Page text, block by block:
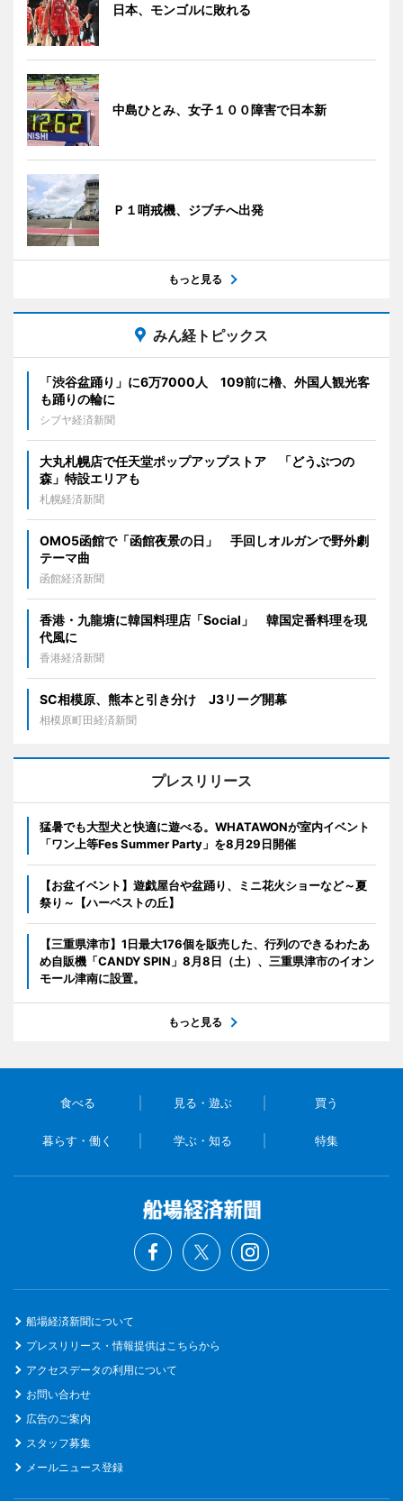
日本、モンゴルに敗れる
中島ひとみ、女子１００障害で日本新
Ｐ１哨戒機、ジブチへ出発
もっと見る
みん経トピックス
「渋谷盆踊り」に6万7000人 109前に櫓、外国人観光客
も踊りの輪に
シブヤ経済新聞
大丸札幌店で任天堂ポップアップストア 「どうぶつの
森」特設エリアも
札幌経済新聞
OMO5函館で「函館夜景の日」 手回しオルガンで野外劇
テーマ曲
函館経済新聞
香港・九龍塘に韓国料理店「Social」 韓国定番料理を現
代風に
香港経済新聞
SC相模原、熊本と引き分け J3リーグ開幕
相模原町田経済新聞
プレスリリース
猛暑でも大型犬と快適に遊べる。WHATAWONが室内イベント
「ワン上等Fes Summer Party」を8月29日開催
【お盆イベント】遊戯屋台や盆踊り、ミニ花火ショーなど～夏
祭り～【ハーベストの丘】
【三重県津市】1日最大176個を販売した、行列のできるわたあ
め自販機「CANDY SPIN」8月8日（土）、三重県津市のイオン
モール津南に設置。
もっと見る
食べる 見る・遊ぶ 買う
暮らす・働く 学ぶ・知る 特集
船場経済新聞について
プレスリリース・情報提供はこちらから
アクセスデータの利用について
お問い合わせ
広告のご案内
スタッフ募集
メールニュース登録